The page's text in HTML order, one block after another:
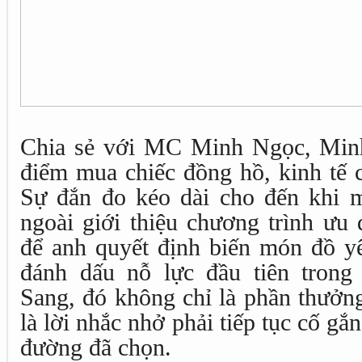
Chia sẻ với MC Minh Ngọc,
điểm mua chiếc đồng hồ, kinh tế
Sự đắn đo kéo dài cho đến khi
ngoài giới thiệu chương trình ưu
để anh quyết định biến món đồ
đánh dấu nỗ lực đầu tiên
Sang, đó không chỉ là phần
là lời nhắc nhở phải tiếp tục cố
đường đã chọn.